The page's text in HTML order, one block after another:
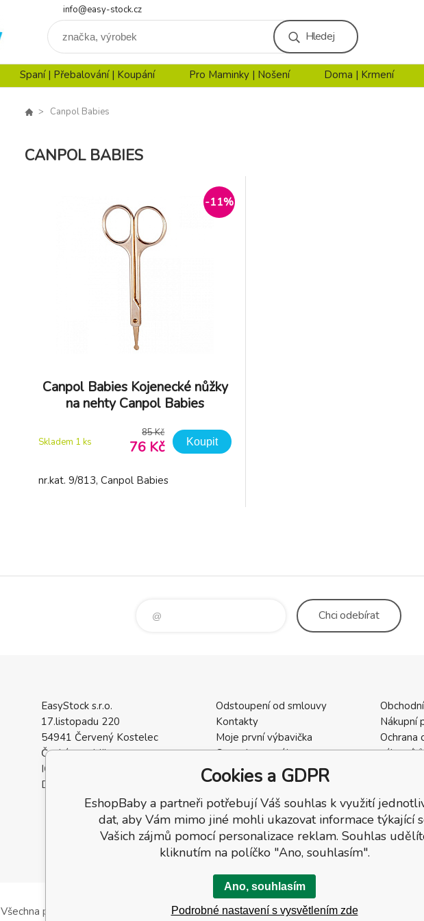
info@easy-stock.cz
Hledej
Spaní | Přebalování | Koupání Pro Maminky | Nošení Doma | Krmení
Canpol Babies
CANPOL BABIES
-11%
Canpol Babies Kojenecké nůžky
na nehty Canpol Babies
Skladem 1 ks
85 Kč
76 Kč Koupit
nr.kat. 9/813, Canpol Babies
Chciodebírat
EasyStock s.r.o.
17.listopadu 220
54941 Červený Kostelec
Česká republika
IČO: 07727402
DIČ: CZ07727402
Odstoupení od smlouvy
Kontakty
Moje první výbavička
Ceny dopravného
Vrácení zboží / Reklamace
Reklamace
Recenze
Nákupní
Ochrana
zákazníků
Všechna práva vyhrazena.
Cookies a GDPR
EshopBaby a partneři potřebují Váš souhlas k využití
dat, aby Vám mimo jiné mohli ukazovat informace týkající
Vašich zájmů pomocí personalizace reklam. Souhlas
kliknutím na políčko "Ano, souhlasím".
Ano, souhlasím
Podrobné nastavení s vysvětlením zde